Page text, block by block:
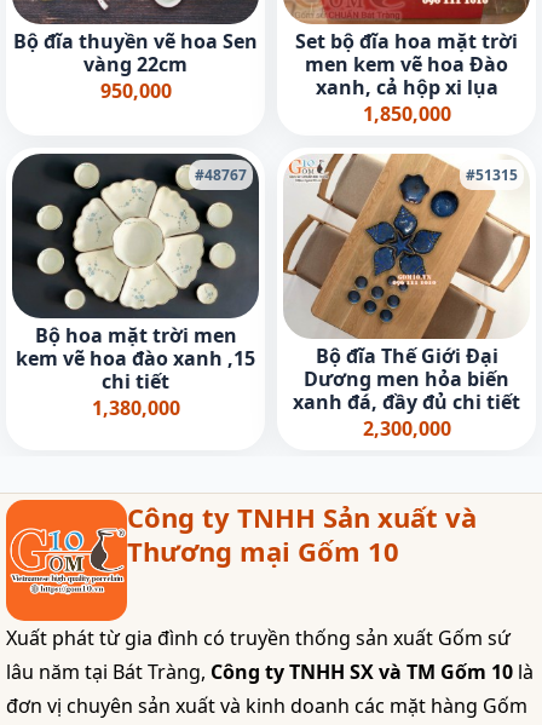
Bộ đĩa thuyền vẽ hoa Sen
vàng 22cm
950,000
Set bộ đĩa hoa mặt trời
men kem vẽ hoa Đào
xanh, cả hộp xi lụa
1,850,000
#48767
Bộ hoa mặt trời men
kem vẽ hoa đào xanh ,15
chi tiết
1,380,000
#51315
Bộ đĩa Thế Giới Đại
Dương men hỏa biến
xanh đá, đầy đủ chi tiết
2,300,000
Công ty TNHH Sản xuất và
Thương mại Gốm 10
Xuất phát từ gia đình có truyền thống sản xuất Gốm sứ
lâu năm tại Bát Tràng, Công ty TNHH SX và TM Gốm 10 là
đơn vị chuyên sản xuất và kinh doanh các mặt hàng Gốm